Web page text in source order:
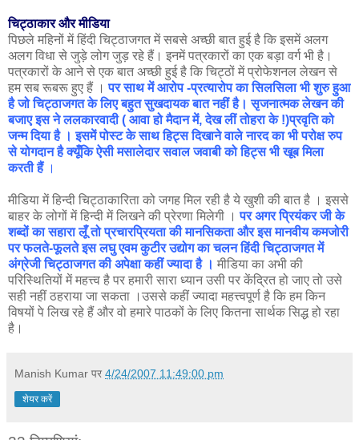
चिट्ठाकार और मीडिया
पिछले महिनों में हिंदी चिट्ठाजगत में सबसे अच्छी बात हुई है कि इसमें अलग
अलग विधा से जुड़े लोग जुड़ रहे हैं। इनमें पत्रकारों का एक बड़ा वर्ग भी है।
पत्रकारों के आने से एक बात अच्छी हुई है कि चिट्ठों में प्रोफेशनल लेखन से
हम सब रूबरू हुए हैं ।पर साथ में आरोप -प्रत्यारोप का सिलसिला भी शुरु हुआ
है जो चिट्ठाजगत के लिए बहुत सुखदायक बात नहीं है। सृजनात्मक लेखन की
बजाए इस ने ललकारवादी ( आवा हो मैदान में, देख लीं तोहरा के !)प्रवृति को
जन्म दिया है । इसमें पोस्ट के साथ हिट्स दिखाने वाले नारद का भी परोक्ष रुप
से योगदान है क्यूँकि ऐसी मसालेदार सवाल जवाबी को हिट्स भी खूब मिला
करती हैं।
मीडिया में हिन्दी चिट्ठाकारिता को जगह मिल रही है ये खुशी की बात है । इससे
बाहर के लोगों में हिन्दी में लिखने की प्रेरणा मिलेगी ।पर अगर प्रियंकर जी के
शब्दों का सहारा लूँ तो प्रचारप्रियता की मानसिकता और इस मानवीय कमजोरी
पर फलते-फूलते इस लघु एवम कुटीर उद्योग का चलन हिंदी चिट्ठाजगत में
अंग्रेजी चिट्ठाजगत की अपेक्षा कहीं ज्यादा है । मीडिया का अभी की
परिस्थितियों में महत्त्व है पर हमारी सारा ध्यान उसी पर केंद्रित हो जाए तो उसे
सही नहीं ठहराया जा सकता ।उससे कहीं ज्यादा महत्त्वपूर्ण है कि हम किन
विषयों पे लिख रहे हैं और वो हमारे पाठकों के लिए कितना सार्थक सिद्ध हो रहा
है।
Manish Kumar पर 4/24/2007 11:49:00 pm
शेयर करें